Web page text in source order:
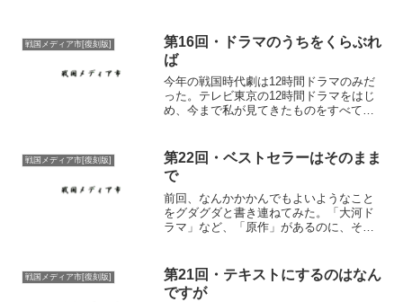
戦国メディア市[復刻版]
第16回・ドラマのうちをくらぶれ
ば
今年の戦国時代劇は12時間ドラマのみだ
った。テレビ東京の12時間ドラマをはじ
め、今まで私が見てきたものをすべてピ
なったことだしな。 1998年12時間ドラマ
「家康が最も...
戦国メディア市[復刻版]
第22回・ベストセラーはそのまま
で
前回、なんかかかんでもよいようなこと
をグダグダと書き連ねてみた。「大河ド
ラマ」など、「原作」があるのに、それ
う。原作を知らない人にとって見れば、
まったく不都合ないことな...
戦国メディア市[復刻版]
第21回・テキストにするのはなん
ですが